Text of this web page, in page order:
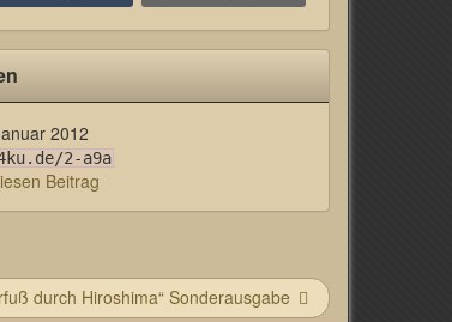
2012
2-a9a
Beitrag
durch Hiroshima“ Sonderausgabe